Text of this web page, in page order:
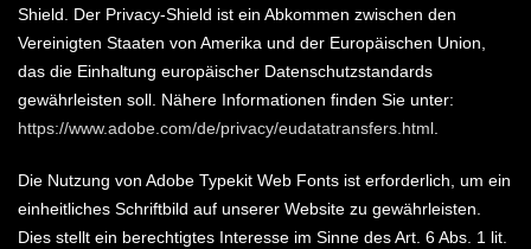
Shield. Der Privacy-Shield ist ein Abkommen zwischen den
Vereinigten Staaten von Amerika und der Europäischen Union,
das die Einhaltung europäischer Datenschutzstandards
gewährleisten soll. Nähere Informationen finden Sie unter:
https://www.adobe.com/de/privacy/eudatatransfers.html.
Die Nutzung von Adobe Typekit Web Fonts ist erforderlich, um ein
einheitliches Schriftbild auf unserer Website zu gewährleisten.
Dies stellt ein berechtigtes Interesse im Sinne des Art. 6 Abs. 1 lit.